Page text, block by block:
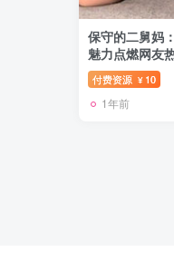
保守的二舅妈
魅力点燃网友
付费资源 ¥ 10
1年前